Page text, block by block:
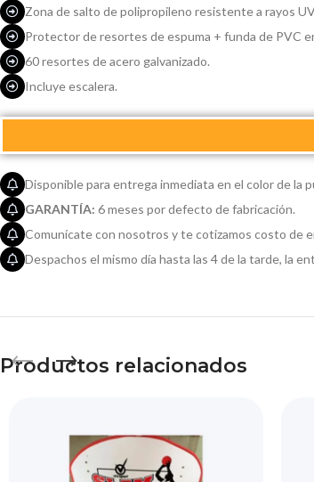
Zona de salto de polipropileno resistente a rayos
Protector de resortes de espuma + funda de PVC
60 resortes de acero galvanizado.
Incluye escalera.
Disponible para entrega inmediata en el color de la
GARANTÍA: 6 meses por defecto de fabricación.
Comunícate con nosotros y te cotizamos costo de
Despachos el mismo día hasta las 4 de la tarde, la
Productos relacionados